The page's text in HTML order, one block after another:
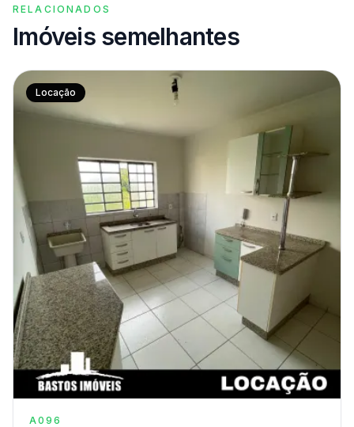
RELACIONADOS
Imóveis semelhantes
Locação
A096